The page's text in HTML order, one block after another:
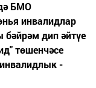
БМО
инвалидлар
бәйрәм дип әйтүе
төшенчәсе
-